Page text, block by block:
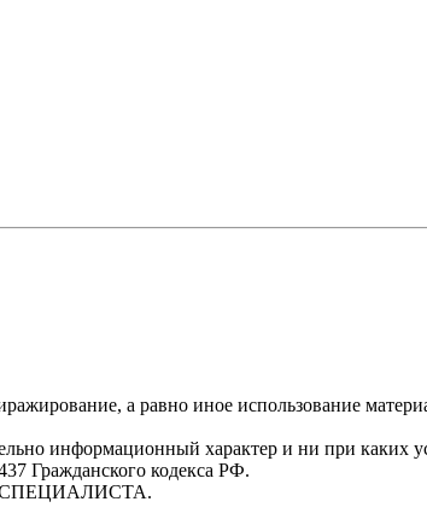
а равно иное использование
информационный характер и ни при
Гражданского кодекса РФ.